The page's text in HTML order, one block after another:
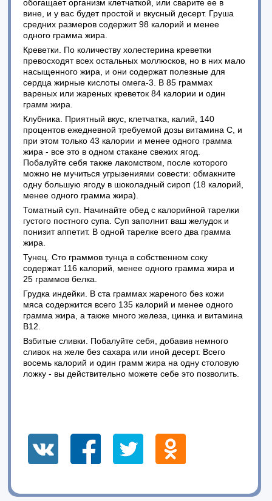
обогащает организм клетчаткой, или сварите ее в
вине, и у вас будет простой и вкусный десерт. Груша
средних размеров содержит 98 калорий и менее
одного грамма жира.
Креветки. По количеству холестерина креветки
превосходят всех остальных моллюсков, но в них мало
насыщенного жира, и они содержат полезные для
сердца жирные кислоты омега-3. В 85 граммах
вареных или жареных креветок 84 калории и один
грамм жира.
Клубника. Приятный вкус, клетчатка, калий, 140
процентов ежедневной требуемой дозы витамина С, и
при этом только 43 калории и менее одного грамма
жира - все это в одном стакане свежих ягод.
Побалуйте себя также лакомством, после которого
можно не мучиться угрызениями совести: обмакните
одну большую ягоду в шоколадный сироп (18 калорий,
менее одного грамма жира).
Томатный суп. Начинайте обед с калорийной тарелки
густого постного супа. Суп заполнит ваш желудок и
понизит аппетит. В одной тарелке всего два грамма
жира.
Тунец. Сто граммов тунца в собственном соку
содержат 116 калорий, менее одного грамма жира и
25 граммов белка.
Грудка индейки. В ста граммах жареного без кожи
мяса содержится всего 135 калорий и менее одного
грамма жира, а также много железа, цинка и витамина
В12.
Взбитые сливки. Побалуйте себя, добавив немного
сливок на желе без сахара или иной десерт. Всего
восемь калорий и один грамм жира на одну столовую
ложку - вы действительно можете себе это позволить.